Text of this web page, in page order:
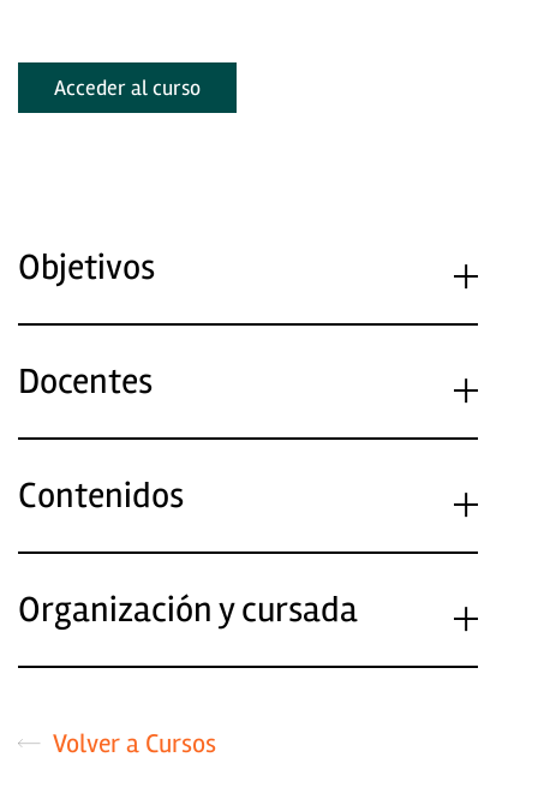
Acceder al curso
Objetivos
Docentes
Contenidos
Organización y cursada
Volver a Cursos